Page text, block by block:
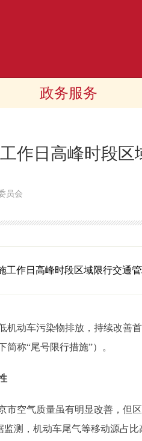
政务服务
作日高峰时段
员会
工作日高峰时段区域限行交通
车污染物排放，持续改善首
称“尾号限行措施”）。
空气质量虽有明显改善，但
测，机动车尾气等移动源占